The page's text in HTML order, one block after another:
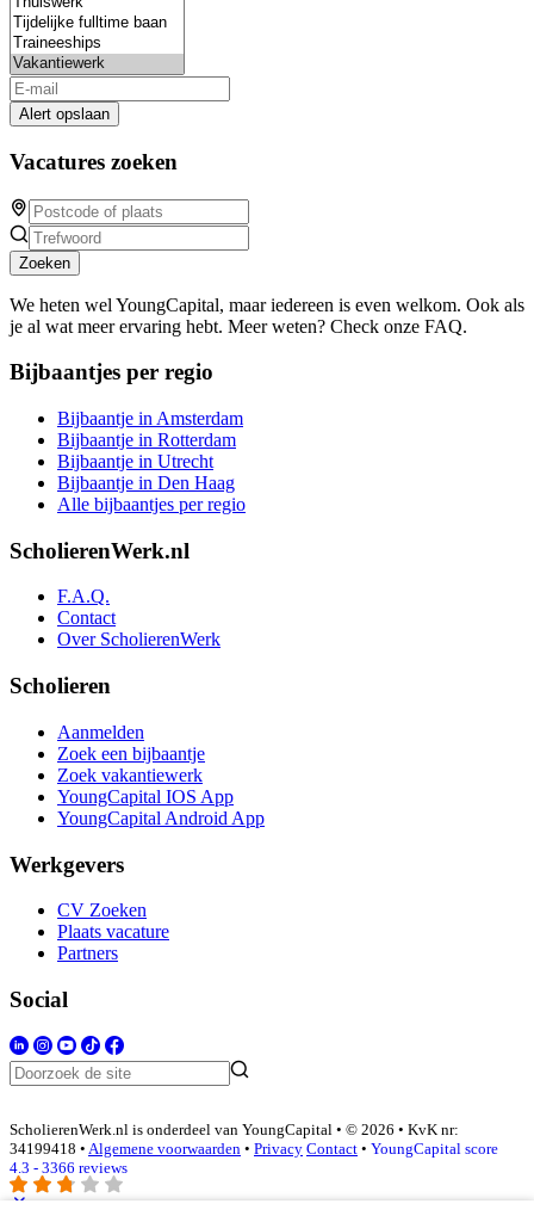
Alert opslaan
Vacatures zoeken
Zoeken
We heten wel YoungCapital, maar iedereen is even welkom. Ook als
je al wat meer ervaring hebt. Meer weten? Check onze FAQ.
Bijbaantjes per regio
Bijbaantje in Amsterdam
Bijbaantje in Rotterdam
Bijbaantje in Utrecht
Bijbaantje in Den Haag
Alle bijbaantjes per regio
ScholierenWerk.nl
F.A.Q.
Contact
Over ScholierenWerk
Scholieren
Aanmelden
Zoek een bijbaantje
Zoek vakantiewerk
YoungCapital IOS App
YoungCapital Android App
Werkgevers
CV Zoeken
Plaats vacature
Partners
Social
ScholierenWerk.nl is onderdeel van YoungCapital • © 2026 • KvK nr:
34199418 • Algemene voorwaarden • Privacy Contact • YoungCapital score
4.3 - 3366 reviews